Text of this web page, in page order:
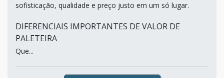
sofisticação, qualidade e preço justo em um só lugar.
DIFERENCIAIS IMPORTANTES DE VALOR DE
PALETEIRA
Que...